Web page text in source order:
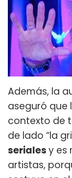
Además, la
aseguró que
contexto de
de lado “la
serialesy es
artistas,